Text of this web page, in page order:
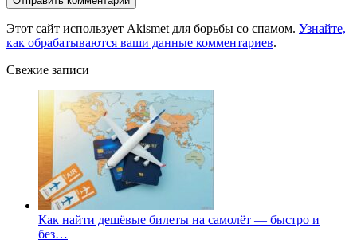
Этот сайт использует Akismet для борьбы со спамом. Узнайте,
как обрабатываются ваши данные комментариев.
Свежие записи
Как найти дешёвые билеты на самолёт — быстро и
без…